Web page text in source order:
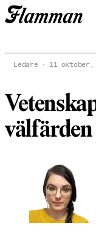
Ledare 11 oktober,
välfärden